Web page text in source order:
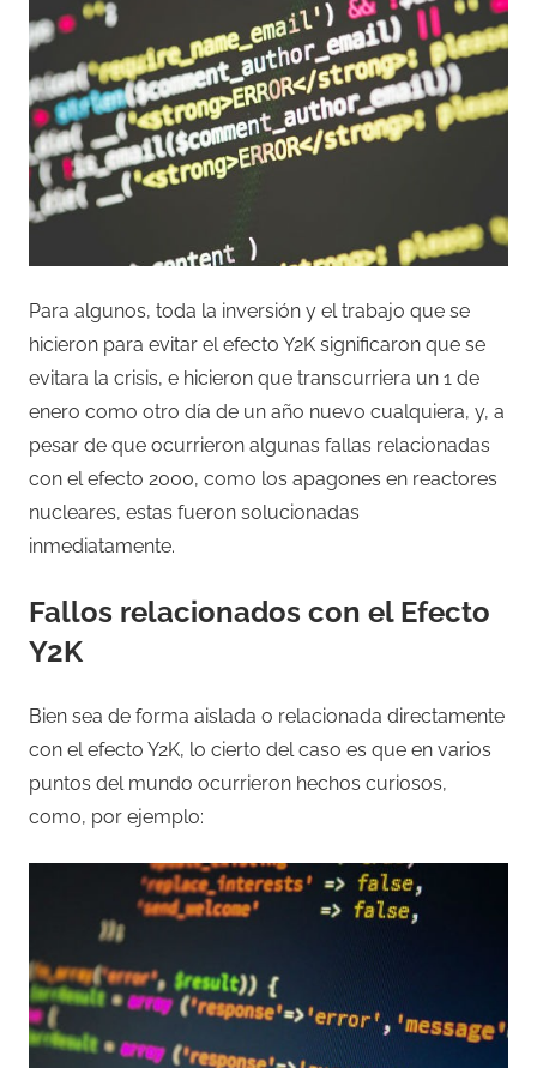
Para algunos, toda la inversión y el trabajo que se
hicieron para evitar el efecto Y2K significaron que se
evitara la crisis, e hicieron que transcurriera un 1 de
enero como otro día de un año nuevo cualquiera, y, a
pesar de que ocurrieron algunas fallas relacionadas
con el efecto 2000, como los apagones en reactores
nucleares, estas fueron solucionadas
inmediatamente.
Fallos relacionados con el Efecto
Y2K
Bien sea de forma aislada o relacionada directamente
con el efecto Y2K, lo cierto del caso es que en varios
puntos del mundo ocurrieron hechos curiosos,
como, por ejemplo: